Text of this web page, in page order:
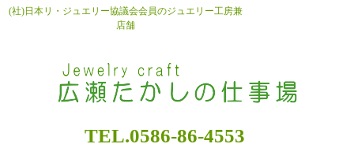
(社)日本リ・ジュエリー協議会会員のジュエリー工房兼
店舗
TEL.0586-86-4553